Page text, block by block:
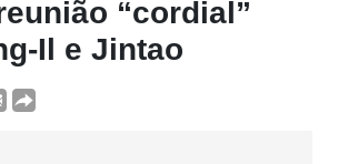
“cordial”
Il e Jintao